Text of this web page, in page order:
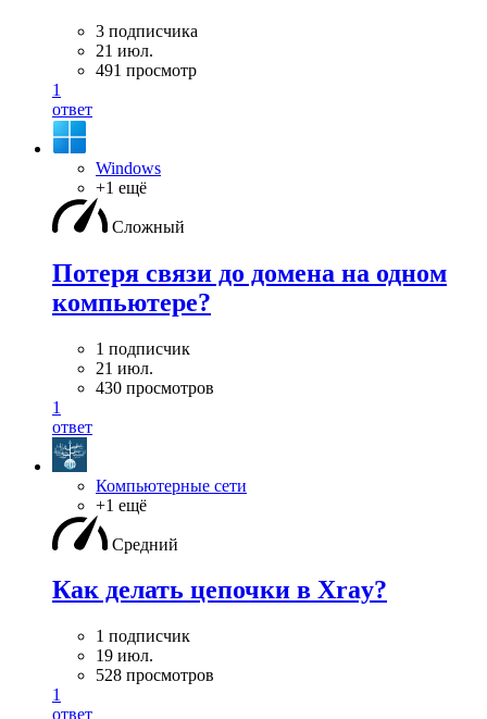
3 подписчика
21 июл.
491 просмотр
1
ответ
Windows
+1 ещё
Сложный
Потеря связи до домена на одном
компьютере?
1 подписчик
21 июл.
430 просмотров
1
ответ
Компьютерные сети
+1 ещё
Средний
Как делать цепочки в Xray?
1 подписчик
19 июл.
528 просмотров
1
ответ